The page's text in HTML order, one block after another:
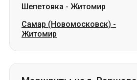
Шепетовка - Житомир
Самар (Новомосковск) -
Житомир